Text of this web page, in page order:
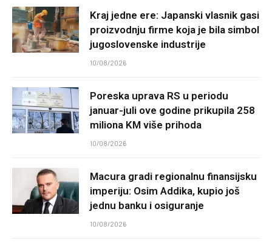
Kraj jedne ere: Japanski vlasnik gasi
proizvodnju firme koja je bila simbol
jugoslovenske industrije
10/08/2026
Poreska uprava RS u periodu
januar-juli ove godine prikupila 258
miliona KM više prihoda
10/08/2026
Macura gradi regionalnu finansijsku
imperiju: Osim Addika, kupio još
jednu banku i osiguranje
10/08/2026